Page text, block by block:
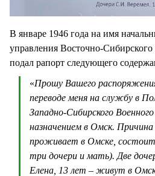
В январе 1946 года на имя
управления Восточно-
подал рапорт следующего
«Прошу Вашего
переводе меня на службу в
Западно-Сибирского
назначением в Омск.
проживает в Омске, состоит
три дочери и мать). Две
Елена, 13 лет – живут в